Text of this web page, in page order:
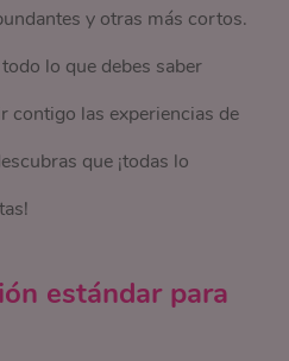
y otras más cortos.
lo que debes saber
contigo las experiencias de
que ¡todas lo
estándar para